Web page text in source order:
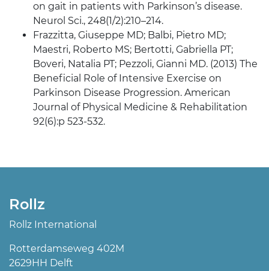
on gait in patients with Parkinson’s disease.
Neurol Sci., 248(1/2):210–214.
Frazzitta, Giuseppe MD; Balbi, Pietro MD;
Maestri, Roberto MS; Bertotti, Gabriella PT;
Boveri, Natalia PT; Pezzoli, Gianni MD. (2013) The
Beneficial Role of Intensive Exercise on
Parkinson Disease Progression. American
Journal of Physical Medicine & Rehabilitation
92(6):p 523-532.
Rollz
Rollz International
Rotterdamseweg 402M
2629HH Delft